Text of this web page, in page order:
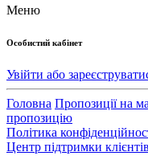
Меню
Особистий кабінет
Увійти або
Головна Пропозиції на
пропозицію
Політика
Центр підтримки клієнтів